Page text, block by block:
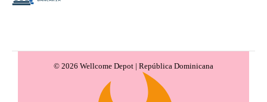
© 2026 Wellcome Depot | República Dominicana